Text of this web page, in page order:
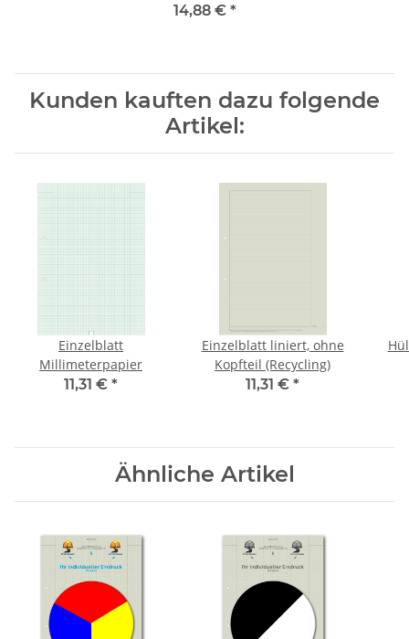
14,88 € *
Kunden kauften dazu folgende
Artikel:
Einzelblatt
Millimeterpapier
11,31 € *
Einzelblatt liniert, ohne
Kopfteil (Recycling)
11,31 € *
Ähnliche Artikel